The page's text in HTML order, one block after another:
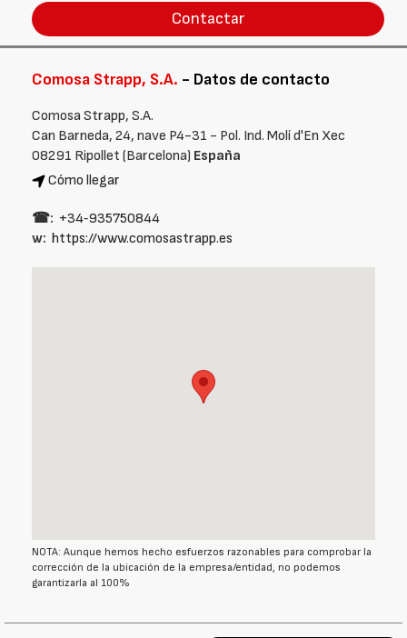
Contactar
Comosa Strapp, S.A. - Datos de contacto
Comosa Strapp, S.A.
Can Barneda, 24, nave P4-31 - Pol. Ind. Molí d'En Xec
08291 Ripollet (Barcelona) España
Cómo llegar
☎: +34‑935750844
w: https://www.comosastrapp.es
NOTA: Aunque hemos hecho esfuerzos razonables para comprobar la
corrección de la ubicación de la empresa/entidad, no podemos
garantizarla al 100%